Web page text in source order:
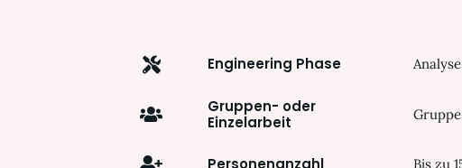
Engineering Phase
Gruppen- oder
Einzelarbeit
Gruppe
Personenanzahl Bis zu